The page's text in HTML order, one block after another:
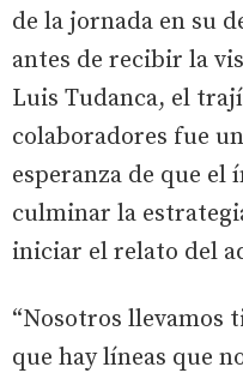
de la jornada en su
antes de recibir la
Luis Tudanca, el
colaboradores fue
esperanza de que
culminar la
iniciar el relato del
“Nosotros llevamos
que hay líneas que